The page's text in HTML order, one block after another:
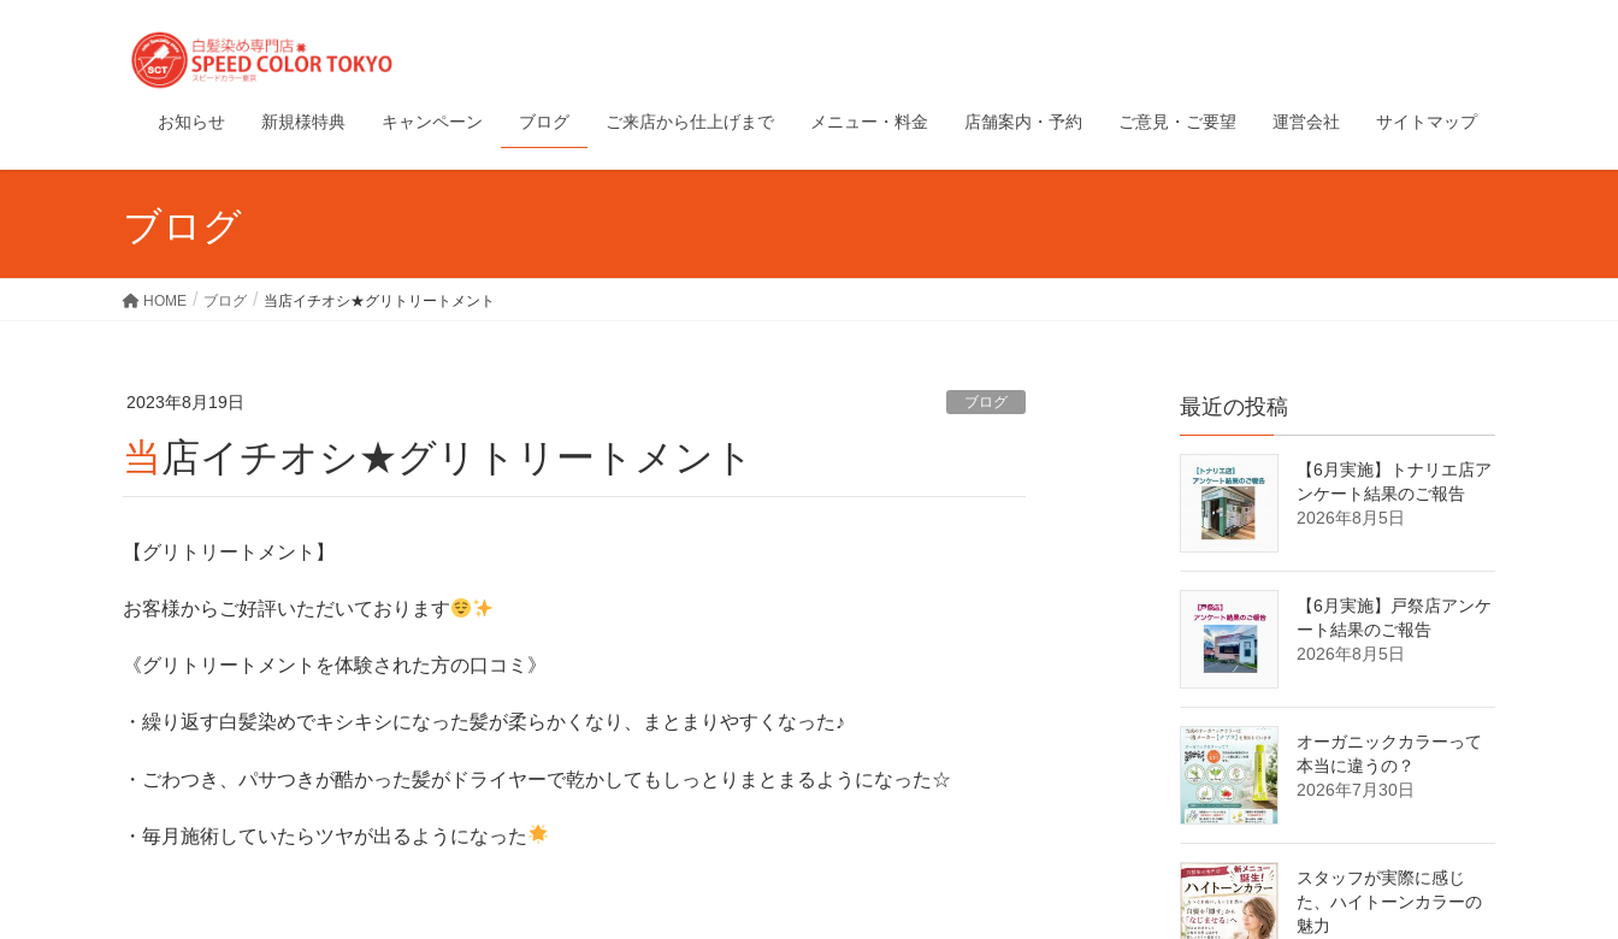
お知らせ 新規様特典 キャンペーン ブログ ご来店から仕上げまで メニュー・料金 店舗案内・予約 ご意見・ご要望 運営会社 サイトマップ
ブログ
HOME ブログ 当店イチオシ★グリトリートメント
2023年8月19日 ブログ
当店イチオシ★グリトリートメント
【グリトリートメント】
お客様からご好評いただいております
《グリトリートメントを体験された方の口コミ》
・繰り返す白髪染めでキシキシになった髪が柔らかくなり、まとまりやすくなった♪
・ごわつき、パサつきが酷かった髪がドライヤーで乾かしてもしっとりまとまるようになった☆
・毎月施術していたらツヤが出るようになった
最近の投稿
【6月実施】トナリエ店ア
ンケート結果のご報告
2026年8月5日
【6月実施】戸祭店アンケ
ート結果のご報告
2026年8月5日
オーガニックカラーって
本当に違うの？
2026年7月30日
スタッフが実際に感じ
た、ハイトーンカラーの
魅力